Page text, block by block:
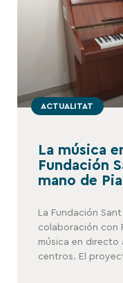
ACTUALITAT
La música
Fundación
mano de
La Fundación
colaboración con
música en directo
centros. El